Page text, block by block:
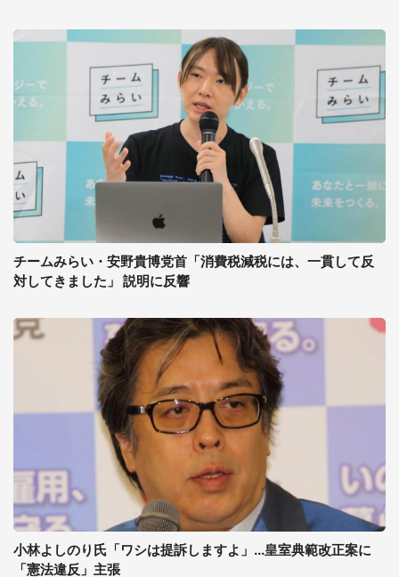
チームみらい・安野貴博党首「消費税減税には、一貫して反
対してきました」 説明に反響
小林よしのり氏「ワシは提訴しますよ」...皇室典範改正案に
「憲法違反」主張